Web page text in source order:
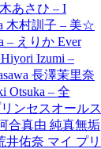
あさひ – I
木村訓子 – 美☆
– えりか Ever
Izumi –
長澤茉里奈
Otsuka – 全
ンセスオールス
合真由 純真無垢
井佑奈 マイ プリ